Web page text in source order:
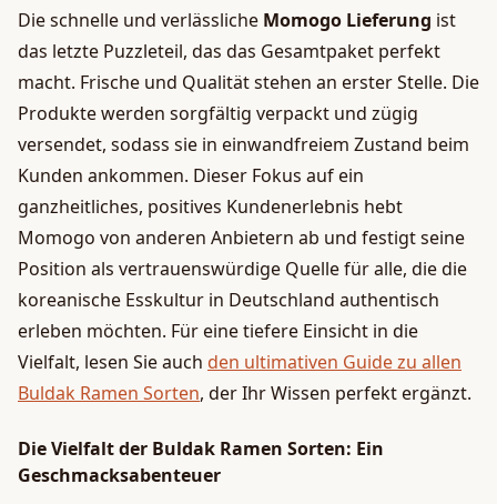
Die schnelle und verlässliche Momogo Lieferung ist
das letzte Puzzleteil, das das Gesamtpaket perfekt
macht. Frische und Qualität stehen an erster Stelle. Die
Produkte werden sorgfältig verpackt und zügig
versendet, sodass sie in einwandfreiem Zustand beim
Kunden ankommen. Dieser Fokus auf ein
ganzheitliches, positives Kundenerlebnis hebt
Momogo von anderen Anbietern ab und festigt seine
Position als vertrauenswürdige Quelle für alle, die die
koreanische Esskultur in Deutschland authentisch
erleben möchten. Für eine tiefere Einsicht in die
Vielfalt, lesen Sie auch den ultimativen Guide zu allen
Buldak Ramen Sorten, der Ihr Wissen perfekt ergänzt.
Die Vielfalt der Buldak Ramen Sorten: Ein
Geschmacksabenteuer